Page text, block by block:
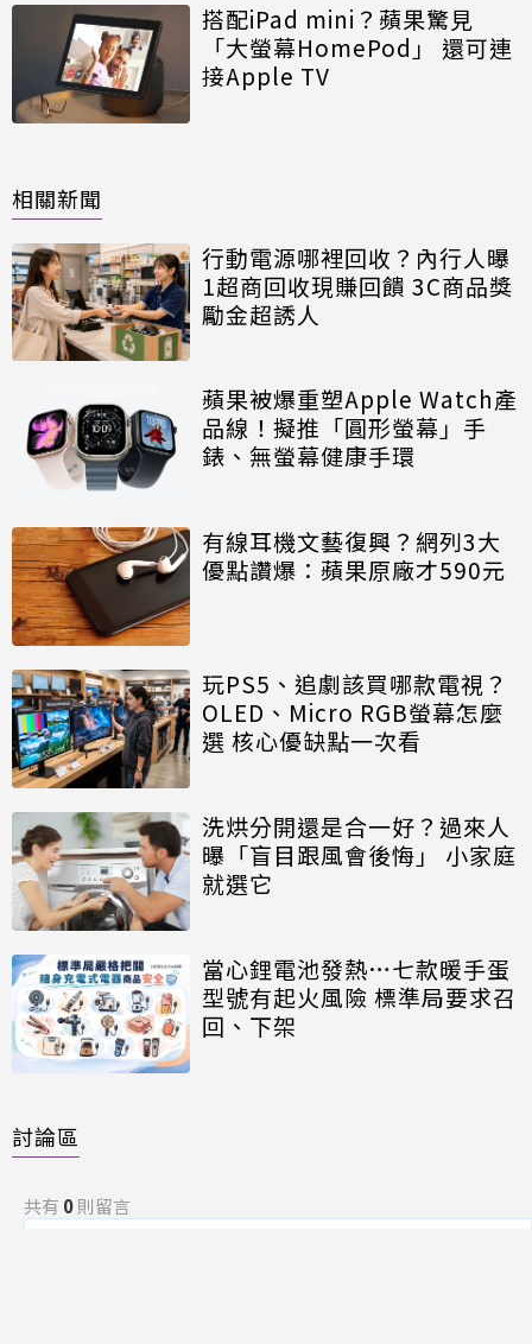
搭配iPad mini？蘋果驚見
「大螢幕HomePod」 還可連
接Apple TV
相關新聞
行動電源哪裡回收？內行人曝
1超商回收現賺回饋 3C商品獎
勵金超誘人
蘋果被爆重塑Apple Watch產
品線！擬推「圓形螢幕」手
錶、無螢幕健康手環
有線耳機文藝復興？網列3大
優點讚爆：蘋果原廠才590元
玩PS5、追劇該買哪款電視？
OLED、Micro RGB螢幕怎麼
選 核心優缺點一次看
洗烘分開還是合一好？過來人
曝「盲目跟風會後悔」 小家庭
就選它
當心鋰電池發熱…七款暖手蛋
型號有起火風險 標準局要求召
回、下架
討論區
共有 0則留言